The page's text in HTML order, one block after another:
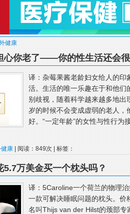
健康
心你老了——你的性生活还会
译：杂莓果酱老龄妇女给人的
活。生活的唯一乐趣在于和他
别歧视，随着科学越来越多地
岁的时候不会变成虚弱的老人
好。“一定年龄”的女性与性行为
康 | 阅读：849次 | 标签：
5.7万美金买一个枕头吗？
译：5Caroline一个荷兰的物理
一款可解决睡眠问题的枕头。
名叫Thijs van der Hilst的颈部